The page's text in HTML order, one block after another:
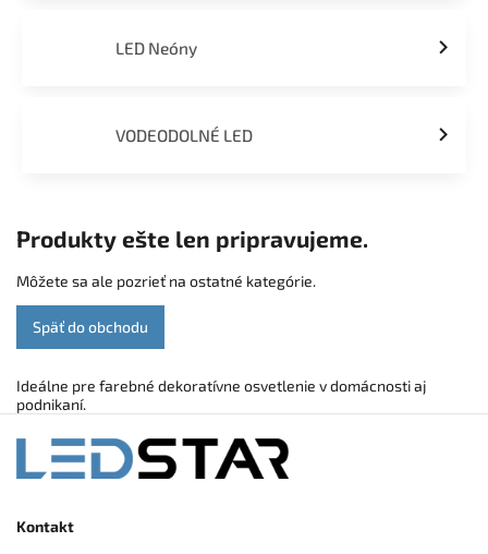
LED Neóny
VODEODOLNÉ LED
Produkty ešte len pripravujeme.
Môžete sa ale pozrieť na ostatné kategórie.
Späť do obchodu
Ideálne pre farebné dekoratívne osvetlenie v domácnosti aj
podnikaní.
Kontakt